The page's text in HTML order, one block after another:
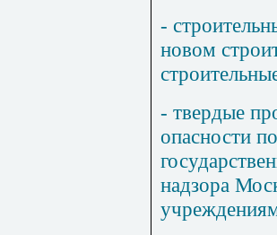
-
новом
- твердые
опасности
надзора